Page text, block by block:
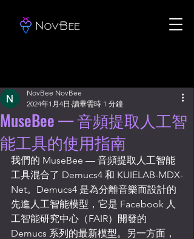
MuseBee — 音頻提取人工智
能工具的使用指南
NovBee NovBee
2024年1月4日 讀畢需時 1 分鐘
我們的 MuseBee — 音頻提取人工智能
工具混合了 Demucs4 和 KUIELAB-MDX-
Net。Demucs4 是為分離音樂而設計的
先進人工智能模型，它是 Facebook 人
工智能研究中心（FAIR）開發的
Demucs 系列的最新模型。另一方面，